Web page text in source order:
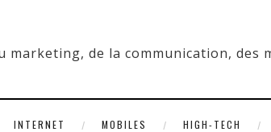
INTERNET MOBILES HIGH-TECH